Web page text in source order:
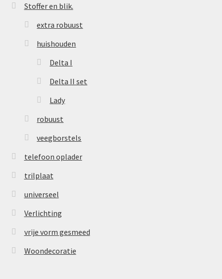
Stoffer en blik.
extra robuust
huishouden
Delta I
Delta II set
Lady
robuust
veegborstels
telefoon oplader
trilplaat
universeel
Verlichting
vrije vorm gesmeed
Woondecoratie